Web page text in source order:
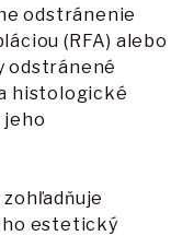
odstránenie
(RFA) alebo
odstránené
histologické
jeho
estetický